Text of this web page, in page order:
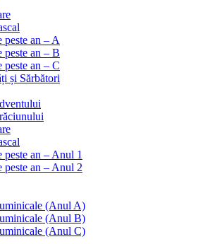
peste an – A
peste an – B
peste an – C
și Sărbători
peste an – Anul 1
peste an – Anul 2
(Anul A)
(Anul B)
(Anul C)